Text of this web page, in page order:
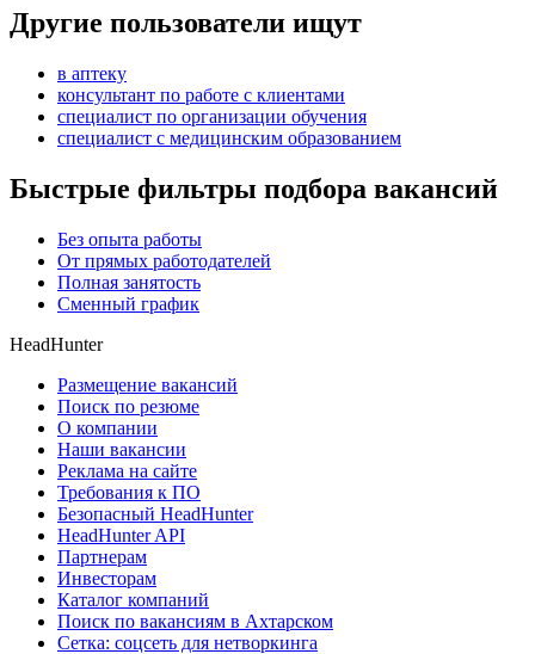
Другие пользователи ищут
в аптеку
консультант по работе с клиентами
специалист по организации обучения
специалист с медицинским образованием
Быстрые фильтры подбора вакансий
Без опыта работы
От прямых работодателей
Полная занятость
Сменный график
HeadHunter
Размещение вакансий
Поиск по резюме
О компании
Наши вакансии
Реклама на сайте
Требования к ПО
Безопасный HeadHunter
HeadHunter API
Партнерам
Инвесторам
Каталог компаний
Поиск по вакансиям в Ахтарском
Сетка: соцсеть для нетворкинга